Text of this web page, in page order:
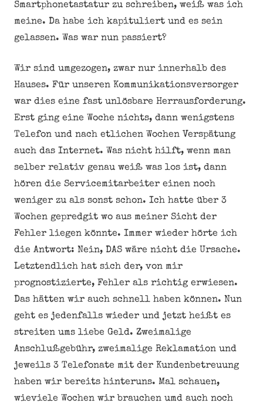
Smartphonetastatur zu schreiben, weiß was ich
meine. Da habe ich kapituliert und es sein
gelassen. Was war nun passiert?
Wir sind umgezogen, zwar nur innerhalb des
Hauses. Für unseren Kommunikationsversorger
war dies eine fast unlösbare Herrausforderung.
Erst ging eine Woche nichts, dann wenigstens
Telefon und nach etlichen Wochen Verspätung
auch das Internet. Was nicht hilft, wenn man
selber relativ genau weiß was los ist, dann
hören die Servicemitarbeiter einen noch
weniger zu als sonst schon. Ich hatte über 3
Wochen gepredgit wo aus meiner Sicht der
Fehler liegen könnte. Immer wieder hörte ich
die Antwort: Nein, DAS wäre nicht die Ursache.
Letztendlich hat sich der, von mir
prognostizierte, Fehler als richtig erwiesen.
Das hätten wir auch schnell haben können. Nun
geht es jedenfalls wieder und jetzt heißt es
streiten ums liebe Geld. Zweimalige
Anschlußgebühr, zweimalige Reklamation und
jeweils 3 Telefonate mit der Kundenbetreuung
haben wir bereits hinteruns. Mal schauen,
wieviele Wochen wir brauchen umd auch noch